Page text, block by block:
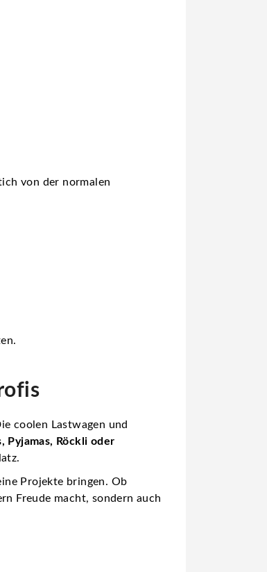
von der normalen
coolen Lastwagen und
Pyjamas, Röckli oder
Projekte bringen. Ob
Freude macht, sondern auch